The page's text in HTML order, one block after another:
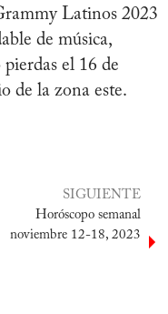
Latinos 2023
de música,
el 16 de
de la zona este.
SIGUIENTE
Horóscopo semanal
noviembre 12-18, 2023